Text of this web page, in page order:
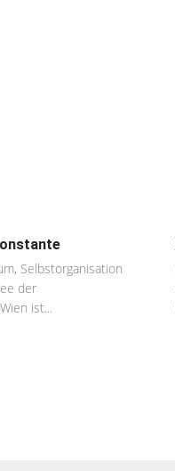
Selbstorganisation
der
ist...